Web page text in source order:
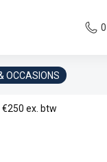
OCCASIONS
ex. btw